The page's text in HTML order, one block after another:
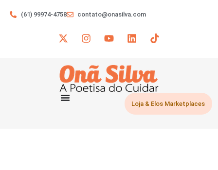
(61) 99974-4758 contato@onasilva.com
Loja & Elos Marketplaces